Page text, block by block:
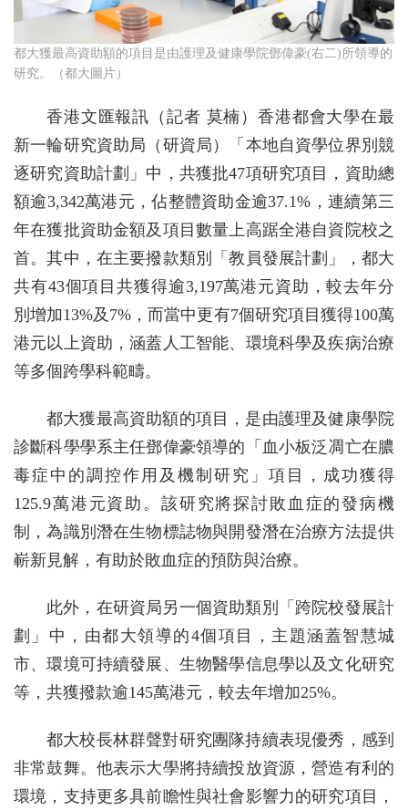
都大獲最高資助額的項目是由護理及健康學院鄧偉豪(右二)所領導的
研究。（都大圖片）
香港文匯報訊（記者 莫楠）香港都會大學在最
新一輪研究資助局（研資局）「本地自資學位界別競
逐研究資助計劃」中，共獲批47項研究項目，資助總
額逾3,342萬港元，佔整體資助金逾37.1%，連續第三
年在獲批資助金額及項目數量上高踞全港自資院校之
首。其中，在主要撥款類別「教員發展計劃」，都大
共有43個項目共獲得逾3,197萬港元資助，較去年分
別增加13%及7%，而當中更有7個研究項目獲得100萬
港元以上資助，涵蓋人工智能、環境科學及疾病治療
等多個跨學科範疇。
都大獲最高資助額的項目，是由護理及健康學院
診斷科學學系主任鄧偉豪領導的「血小板泛凋亡在膿
毒症中的調控作用及機制研究」項目，成功獲得
125.9萬港元資助。該研究將探討敗血症的發病機
制，為識別潛在生物標誌物與開發潛在治療方法提供
嶄新見解，有助於敗血症的預防與治療。
此外，在研資局另一個資助類別「跨院校發展計
劃」中，由都大領導的4個項目，主題涵蓋智慧城
市、環境可持續發展、生物醫學信息學以及文化研究
等，共獲撥款逾145萬港元，較去年增加25%。
都大校長林群聲對研究團隊持續表現優秀，感到
非常鼓舞。他表示大學將持續投放資源，營造有利的
環境，支持更多具前瞻性與社會影響力的研究項目，